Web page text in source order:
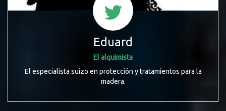
Eduard
El alquimista
El especialista suizo en protección y tratamientos para la
madera.